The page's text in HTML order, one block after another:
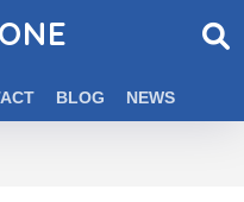
BLOG NEWS